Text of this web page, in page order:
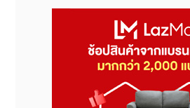
มาเป็นแรงขับเคลื่อนหลักในการพั
คุณภาพ พร้อมทั้งร่วมเป็นกำลังส
ปักกิ่งสู่การเป็นศูนย์กลางทางวัฒนธ
ที่มา : งานประชุมวัฒนธรรมราชวง
โพสต์ : บริษัท ดาต้าเซ็ต จำกัด
เผยแพร่ : พีอาร์ นิวส์ ไทยแลนด์